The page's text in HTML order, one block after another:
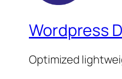
Wordpress
Optimized